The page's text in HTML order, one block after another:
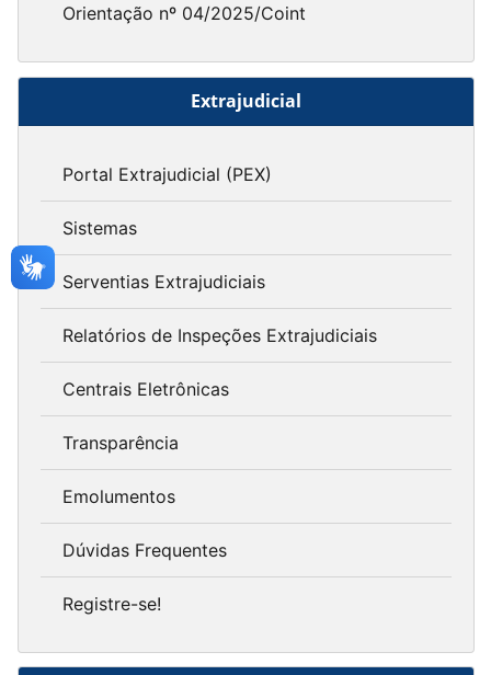
Orientação nº 04/2025/Coint
Extrajudicial
Portal Extrajudicial (PEX)
Sistemas
Serventias Extrajudiciais
Relatórios de Inspeções Extrajudiciais
Centrais Eletrônicas
Transparência
Emolumentos
Dúvidas Frequentes
Registre-se!